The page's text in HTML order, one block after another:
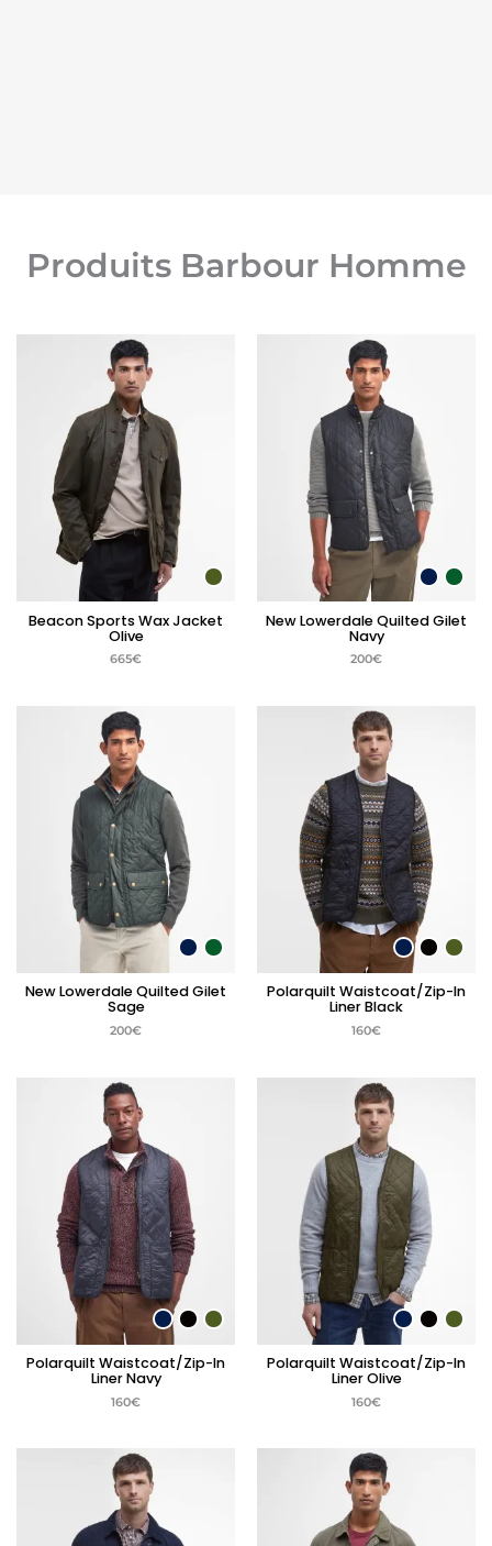
Produits Barbour Homme
Beacon Sports Wax Jacket
Olive
665€
New Lowerdale Quilted Gilet
Navy
200€
New Lowerdale Quilted Gilet
Sage
200€
Polarquilt Waistcoat/Zip-In
Liner Black
160€
Polarquilt Waistcoat/Zip-In
Liner Navy
160€
Polarquilt Waistcoat/Zip-In
Liner Olive
160€